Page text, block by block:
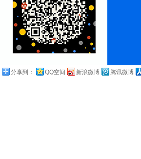
分享到： QQ空间 新浪微博 腾讯微博